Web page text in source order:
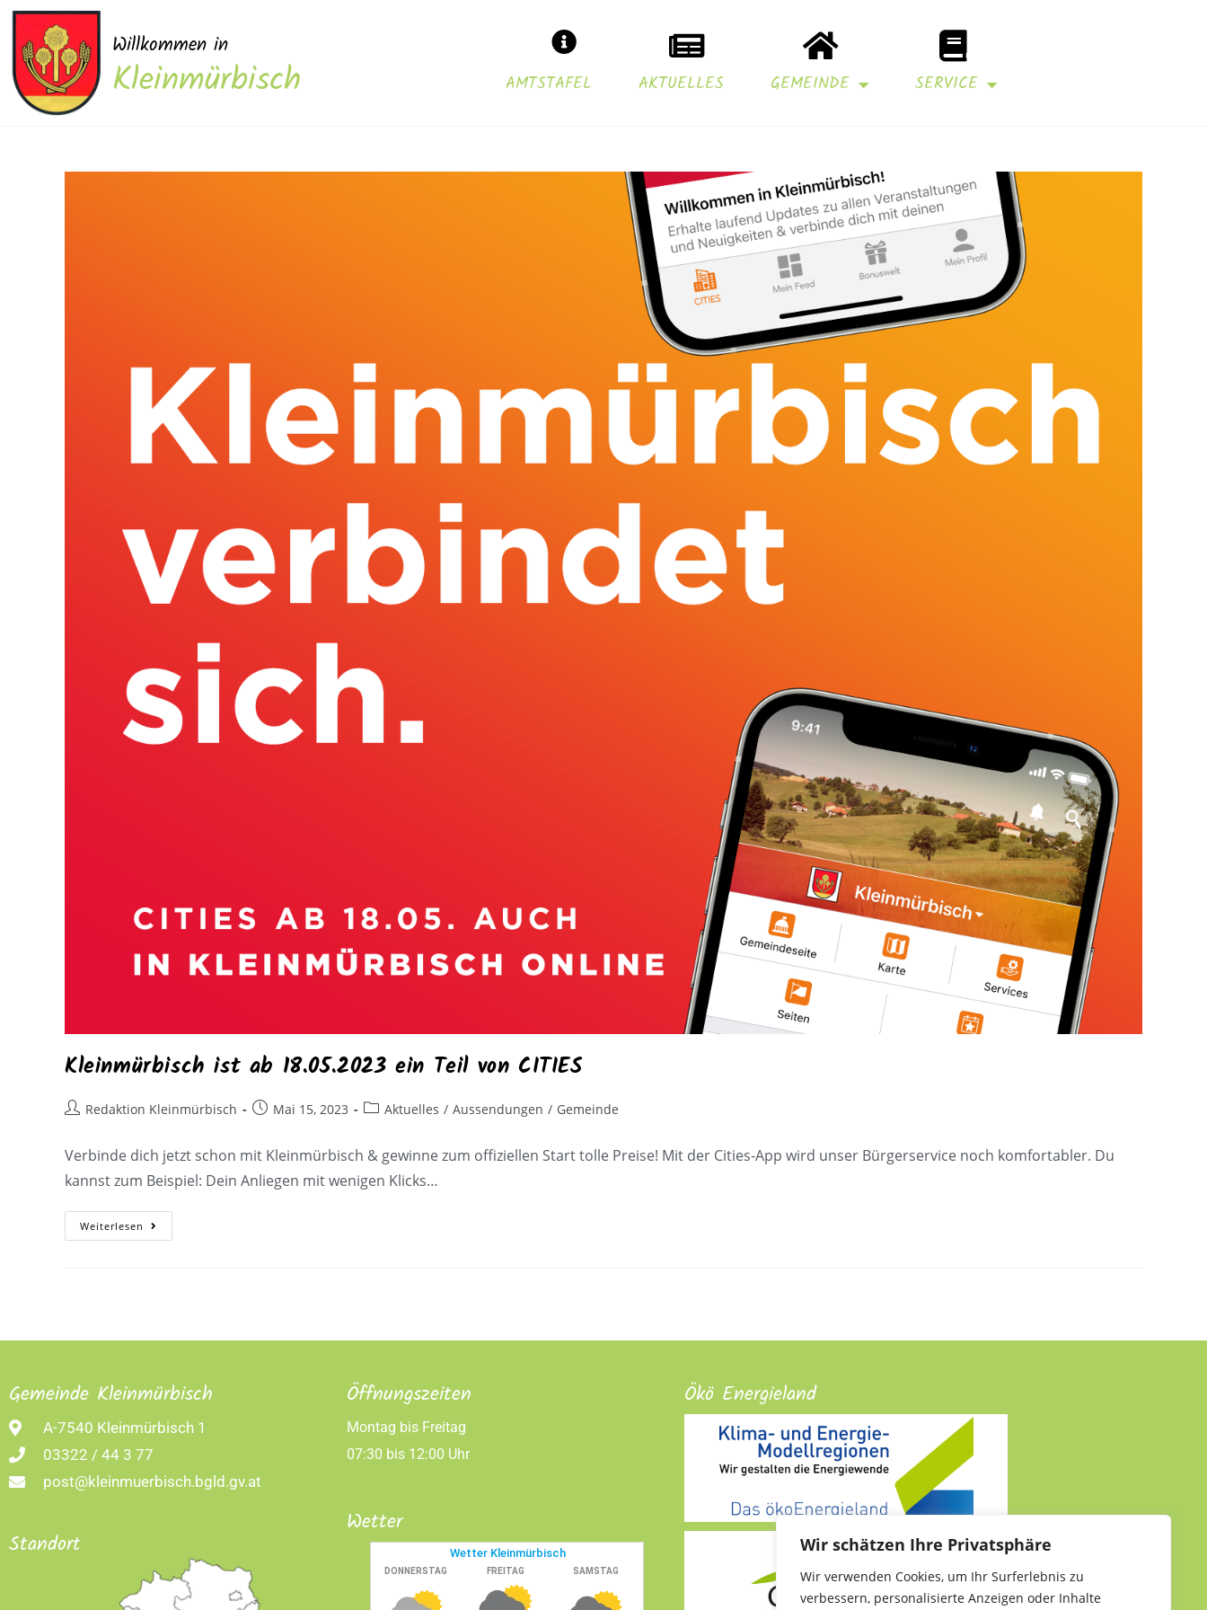
Wir schätzen Ihre Privatsphäre
Wir verwenden Cookies, um Ihr Surferlebnis zu
verbessern, personalisierte Anzeigen oder Inhalte
Willkommen in
Kleinmürbisch AMTSTAFEL AKTUELLES GEMEINDE SERVICE
Kleinmürbisch ist ab 18.05.2023 ein Teil von CITIES
Redaktion Kleinmürbisch Mai 15, 2023 Aktuelles / Aussendungen / Gemeinde
Verbinde dich jetzt schon mit Kleinmürbisch & gewinne zum offiziellen Start tolle Preise! Mit der Cities-App wird unser Bürgerservice noch komfortabler. Du
kannst zum Beispiel: Dein Anliegen mit wenigen Klicks…
Weiterlesen
Gemeinde Kleinmürbisch
A-7540 Kleinmürbisch 1
03322 / 44 3 77
post@kleinmuerbisch.bgld.gv.at
Standort
Öffnungszeiten
Montag bis Freitag
07:30 bis 12:00 Uhr
Wetter
Ökö Energieland